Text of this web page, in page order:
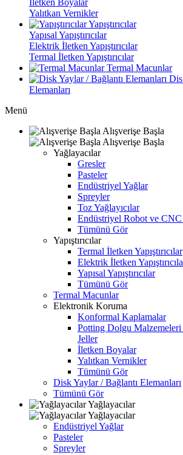
İletken Boyalar
Yalıtkan Vernikler
Yapıştırıcılar
Yapısal Yapıştırıcılar
Elektrik İletken Yapıştırıcılar
Termal İletken Yapıştırıcılar
Termal Macunlar
Elemanları
Menü
Alışverişe Başla
Alışverişe Başla
Yağlayacılar
Gresler
Pasteler
Endüstriyel Yağlar
Spreyler
Toz Yağlayıcılar
Endüstriyel Robot ve
Tümünü Gör
Yapıştırıcılar
Termal İletken Yapıştırıcılar
Elektrik İletken
Yapısal Yapıştırıcılar
Tümünü Gör
Termal Macunlar
Elektronik Koruma
Konformal Kaplamalar
Potting Dolgu
Jeller
İletken Boyalar
Yalıtkan Vernikler
Tümünü Gör
Disk Yaylar / Bağlantı Elemanları
Tümünü Gör
Yağlayacılar
Yağlayacılar
Endüstriyel Yağlar
Pasteler
Spreyler